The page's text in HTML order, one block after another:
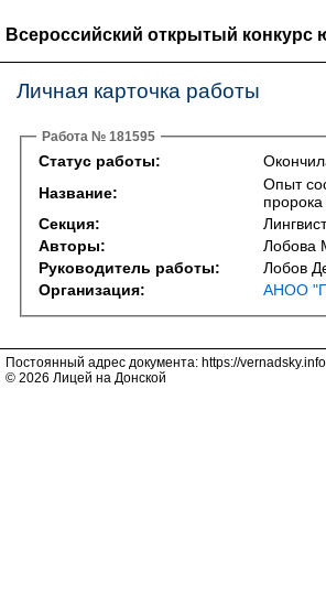
Всероссийский открытый конкурс
Личная карточка работы
Работа № 181595
Статус работы:
Название:
Опыт
Секция:
Авторы:
Лобова
Руководитель работы:
Лобов
Организация:
АНОО
Постоянный адрес документа: https://
© 2026 Лицей на Донской